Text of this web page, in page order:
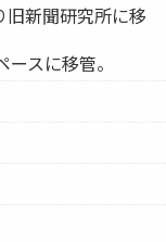
新聞研究所に移
スに移管。